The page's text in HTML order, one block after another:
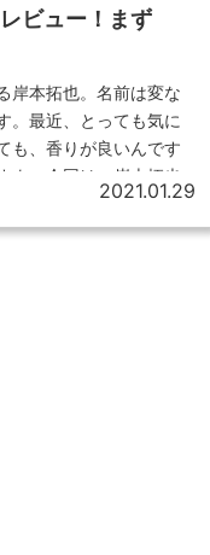
ビュー！まず
岸本拓也。名前は変な
。最近、とっても気に
も、香りが良いんです
よ。今回は、岸本拓也
也氏プロデュースの食パ
2021.01.29